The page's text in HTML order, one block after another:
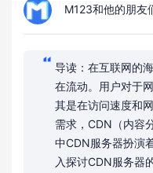
M123和他的朋友
导读：在互联网的
在流动。用户对于
其是在访问速度和
需求，CDN（内容
中CDN服务器扮演
入探讨CDN服务器